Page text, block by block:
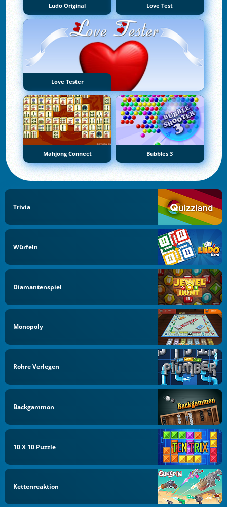
Ludo Original Love Test
Love Tester
Mahjong Connect Bubbles 3
Trivia
Würfeln
Diamantenspiel
Monopoly
Rohre Verlegen
Backgammon
10 X 10 Puzzle
Kettenreaktion